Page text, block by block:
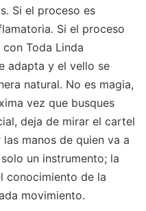
Si el proceso es
Si el proceso
Toda Linda
adapta y el vello se
natural. No es magia,
vez que busques
deja de mirar el cartel
manos de quien va a
un instrumento; la
conocimiento de la
movimiento.